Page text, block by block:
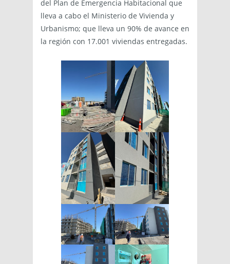
del Plan de Emergencia Habitacional que
lleva a cabo el Ministerio de Vivienda y
Urbanismo; que lleva un 90% de avance en
la región con 17.001 viviendas entregadas.